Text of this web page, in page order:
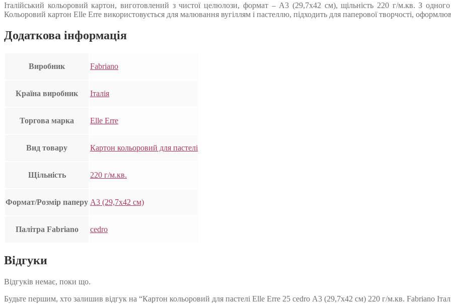
Італійський кольоровий картон, виготовлений з чистої целюлози, формат – А3 (29,7х42 см), щільність 220 г/м.кв. З
Кольоровий картон Elle Erre використовується для малювання вугіллям і пастеллю, підходить для паперової творчості,
Додаткова інформація
Виробник Fabriano
Країна виробник Італія
Торгова марка Elle Erre
Вид товару Картон кольоровий для пастелі
Щільність 220 г/м.кв.
Формат/Розмір паперу А3 (29,7х42 см)
Палітра Fabriano cedro
Відгуки
Відгуків немає, поки що.
Будьте першим, хто залишив відгук на “Картон кольоровий для пастелі Elle Erre 25 cedro А3 (29,7х42 см) 220 г/м.кв. Fabriano